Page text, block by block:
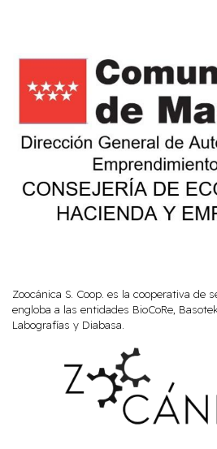
Zoocánica S. Coop. es la cooperativa de
engloba a las entidades BioCoRe,
Labografías y Diabasa.